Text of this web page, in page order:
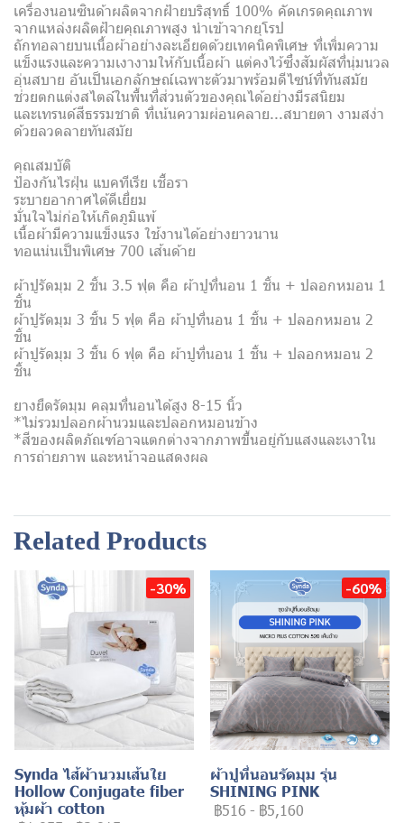
เครื่องนอนซินด้าผลิตจากฝ้ายบริสุทธิ์ 100% คัดเกรดคุณภาพ
จากแหล่งผลิตฝ้ายคุณภาพสูง นำเข้าจากยุโรป
ถักทอลายบนเนื้อผ้าอย่างละเอียดด้วยเทคนิคพิเศษ ที่เพิ่มความ
แข็งแรงและความเงางามให้กับเนื้อผ้า แต่คงไว้ซึ่งสัมผัสที่นุ่มนวล
อุ่นสบาย อันเป็นเอกลักษณ์เฉพาะตัวมาพร้อมดีไซน์ที่ทันสมัย
ช่วยตกแต่งสไตล์ในพื้นที่ส่วนตัวของคุณได้อย่างมีรสนิยม
และเทรนด์สีธรรมชาติ ที่เน้นความผ่อนคลาย...สบายตา งามสง่า
ด้วยลวดลายทันสมัย
คุณสมบัติ
ป้องกันไรฝุ่น แบคทีเรีย เชื้อรา
ระบายอากาศได้ดีเยี่ยม
มั่นใจไม่ก่อให้เกิดภูมิแพ้
เนื้อผ้ามีความแข็งแรง ใช้งานได้อย่างยาวนาน
ทอแน่นเป็นพิเศษ 700 เส้นด้าย
ผ้าปูรัดมุม 2 ชิ้น 3.5 ฟุต คือ ผ้าปูที่นอน 1 ชิ้น + ปลอกหมอน 1
ชิ้น
ผ้าปูรัดมุม 3 ชิ้น 5 ฟุต คือ ผ้าปูที่นอน 1 ชิ้น + ปลอกหมอน 2
ชิ้น
ผ้าปูรัดมุม 3 ชิ้น 6 ฟุต คือ ผ้าปูที่นอน 1 ชิ้น + ปลอกหมอน 2
ชิ้น
ยางยืดรัดมุม คลุมที่นอนได้สูง 8-15 นิ้ว
*ไม่รวมปลอกผ้านวมและปลอกหมอนข้าง
*สีของผลิตภัณฑ์อาจแตกต่างจากภาพขึ้นอยู่กับแสงและเงาใน
การถ่ายภาพ และหน้าจอแสดงผล
Related Products
-30%
Synda ไส้ผ้านวมเส้นใย
Hollow Conjugate fiber
หุ้มผ้า cotton
-60%
ผ้าปูที่นอนรัดมุม รุ่น
SHINING PINK
฿516 - ฿5,160